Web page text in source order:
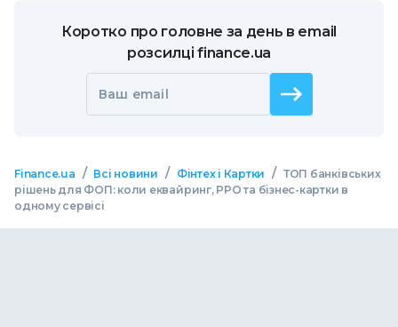
Коротко про головне за день в email
розсилці finance.ua
Ваш email
Finance.ua / Всі новини / Фінтех і Картки / ТОП банківських
рішень для ФОП: коли еквайринг, РРО та бізнес-картки в
одному сервісі